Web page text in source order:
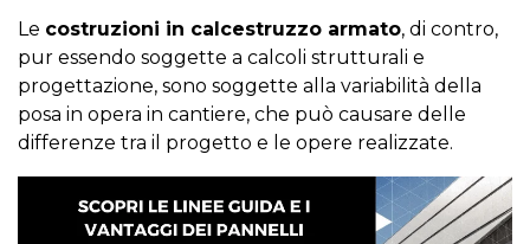
Le costruzioni in calcestruzzo armato, di contro,
pur essendo soggette a calcoli strutturali e
progettazione, sono soggette alla variabilità della
posa in opera in cantiere, che può causare delle
differenze tra il progetto e le opere realizzate.